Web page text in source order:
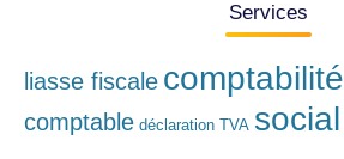
Services
liasse fiscale comptabilité
comptable déclaration TVA social